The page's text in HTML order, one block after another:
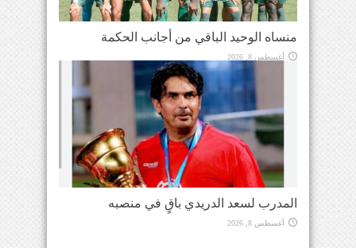
منساه الوحيد الباقي من أجانب الحكمة
أغسطس 8, 2026
المدرب لسعد الدريدي باقٍ في منصبه
أغسطس 8, 2026